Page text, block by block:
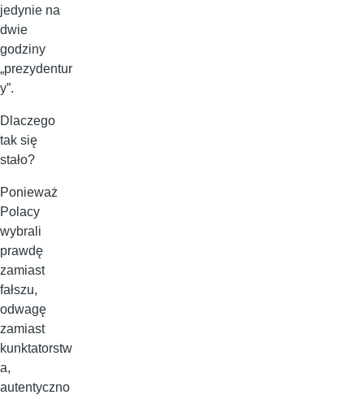
jedynie na
dwie
godziny
„prezydentur
y”.
Dlaczego
tak się
stało?
Ponieważ
Polacy
wybrali
prawdę
zamiast
fałszu,
odwagę
zamiast
kunktatorstw
a,
autentyczno